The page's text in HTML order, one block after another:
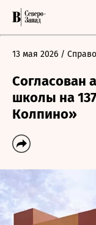
13 мая 2026 /
Согласован
школы на
Колпино»